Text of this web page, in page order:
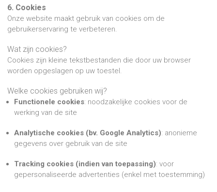
6. Cookies
Onze website maakt gebruik van cookies om de
gebruikerservaring te verbeteren.
Wat zijn cookies?
Cookies zijn kleine tekstbestanden die door uw browser
worden opgeslagen op uw toestel.
Welke cookies gebruiken wij?
Functionele cookies: noodzakelijke cookies voor de
werking van de site
Analytische cookies (bv. Google Analytics): anonieme
gegevens over gebruik van de site
Tracking cookies (indien van toepassing): voor
gepersonaliseerde advertenties (enkel met toestemming)